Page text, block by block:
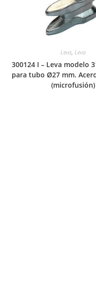
Leva, Leva
300124 I – Leva modelo
para tubo Ø27 mm.
(microfusión)